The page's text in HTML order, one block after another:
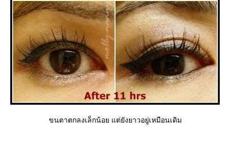
ขนตาตกลงเล็กน้อย แต่ยังยาวอยู่เหมือนเดิม